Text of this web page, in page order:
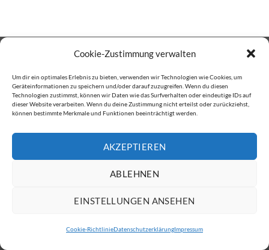
Cookie-Zustimmung verwalten
Um dir ein optimales Erlebnis zu bieten, verwenden wir Technologien wie Cookies, um
Geräteinformationen zu speichern und/oder darauf zuzugreifen. Wenn du diesen
Technologien zustimmst, können wir Daten wie das Surfverhalten oder eindeutige IDs auf
dieser Website verarbeiten. Wenn du deine Zustimmung nicht erteilst oder zurückziehst,
können bestimmte Merkmale und Funktionen beeinträchtigt werden.
AKZEPTIEREN
ABLEHNEN
EINSTELLUNGEN ANSEHEN
Cookie-RichtlinieDatenschutzerklärungImpressum
IMPRESSUM DATENSCHUTZERKLÄRUNG